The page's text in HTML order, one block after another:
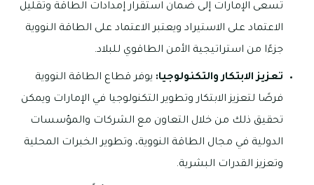
تسعى الإمارات إلى ضمان استقرار إمدادات الطاقة وتقليل
الاعتماد على الاستيراد ويعتبر الاعتماد على الطاقة النووية
جزءًا من استراتيجية الأمن الطاقوي للبلاد.
تعزيز الابتكار والتكنولوجيا: يوفر قطاع الطاقة النووية
فرصًا لتعزيز الابتكار وتطوير التكنولوجيا في الإمارات ويمكن
تحقيق ذلك من خلال التعاون مع الشركات والمؤسسات
الدولية في مجال الطاقة النووية، وتطوير الخبرات المحلية
وتعزيز القدرات البشرية.